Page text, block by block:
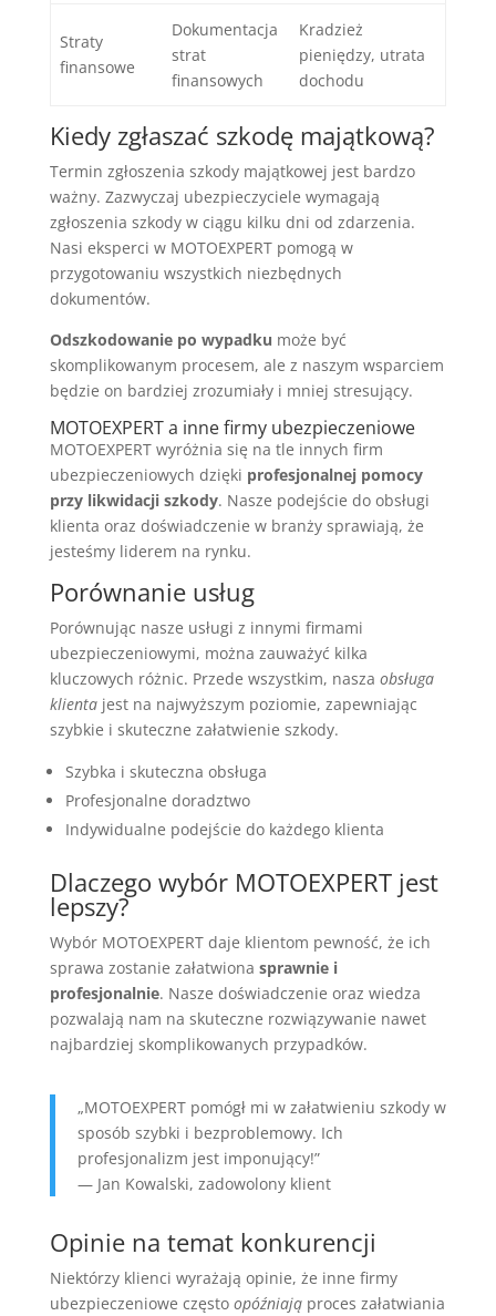
Straty
finansowe
Dokumentacja
strat
finansowych
Kradzież
pieniędzy, utrata
dochodu
Kiedy zgłaszać szkodę majątkową?
Termin zgłoszenia szkody majątkowej jest bardzo
ważny. Zazwyczaj ubezpieczyciele wymagają
zgłoszenia szkody w ciągu kilku dni od zdarzenia.
Nasi eksperci w MOTOEXPERT pomogą w
przygotowaniu wszystkich niezbędnych
dokumentów.
Odszkodowanie po wypadku może być
skomplikowanym procesem, ale z naszym wsparciem
będzie on bardziej zrozumiały i mniej stresujący.
MOTOEXPERT a inne firmy ubezpieczeniowe
MOTOEXPERT wyróżnia się na tle innych firm
ubezpieczeniowych dzięki profesjonalnej pomocy
przy likwidacji szkody. Nasze podejście do obsługi
klienta oraz doświadczenie w branży sprawiają, że
jesteśmy liderem na rynku.
Porównanie usług
Porównując nasze usługi z innymi firmami
ubezpieczeniowymi, można zauważyć kilka
kluczowych różnic. Przede wszystkim, nasza obsługa
klientajest na najwyższym poziomie, zapewniając
szybkie i skuteczne załatwienie szkody.
Szybka i skuteczna obsługa
Profesjonalne doradztwo
Indywidualne podejście do każdego klienta
Dlaczego wybór MOTOEXPERT jest
lepszy?
Wybór MOTOEXPERT daje klientom pewność, że ich
sprawa zostanie załatwiona sprawnie i
profesjonalnie. Nasze doświadczenie oraz wiedza
pozwalają nam na skuteczne rozwiązywanie nawet
najbardziej skomplikowanych przypadków.
„MOTOEXPERT pomógł mi w załatwieniu szkody w
sposób szybki i bezproblemowy. Ich
profesjonalizm jest imponujący!”
— Jan Kowalski, zadowolony klient
Opinie na temat konkurencji
Niektórzy klienci wyrażają opinie, że inne firmy
ubezpieczeniowe często opóźniająproces załatwiania